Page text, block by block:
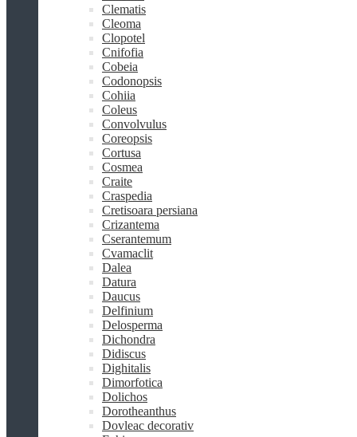
Clematis
Cleoma
Clopotel
Cnifofia
Cobeia
Codonopsis
Cohiia
Coleus
Convolvulus
Coreopsis
Cortusa
Cosmea
Craite
Craspedia
Cretisoara persiana
Crizantema
Cserantemum
Cvamaclit
Dalea
Datura
Daucus
Delfinium
Delosperma
Dichondra
Didiscus
Dighitalis
Dimorfotica
Dolichos
Dorotheanthus
Dovleac decorativ